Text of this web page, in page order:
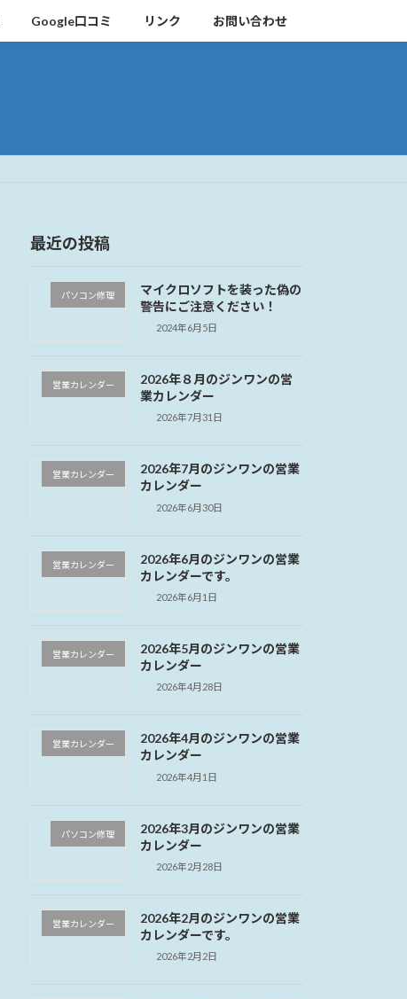
Google口コミ リンク お問い合わせ
最近の投稿
パソコン修理
マイクロソフトを装った偽の
警告にご注意ください！
2024年6月5日
営業カレンダー
2026年８月のジンワンの営
業カレンダー
2026年7月31日
営業カレンダー
2026年7月のジンワンの営業
カレンダー
2026年6月30日
営業カレンダー
2026年6月のジンワンの営業
カレンダーです。
2026年6月1日
営業カレンダー
2026年5月のジンワンの営業
カレンダー
2026年4月28日
営業カレンダー
2026年4月のジンワンの営業
カレンダー
2026年4月1日
パソコン修理
2026年3月のジンワンの営業
カレンダー
2026年2月28日
営業カレンダー
2026年2月のジンワンの営業
カレンダーです。
2026年2月2日